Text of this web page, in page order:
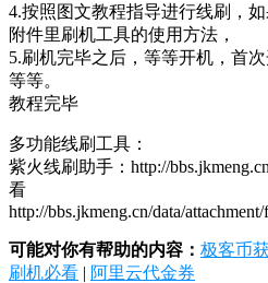
4.按照图文教程指导进行线刷，
附件里刷机工具的使用方法，
5.刷机完毕之后，等等开机，首
等等。
教程完毕
多功能线刷工具：
紫火线刷助手：http://
看
http://bbs.jkmeng.cn/data/
可能对你有帮助的内容： 极客币
刷机必看 | 阿里云代金券